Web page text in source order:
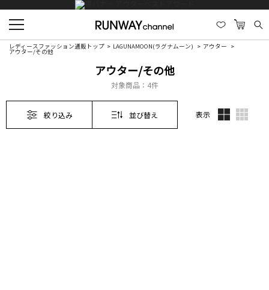
レディースファッション通販トップ LAGUNAMOON(ラグナムーン) アウター
アウター/その他
アウター/その他
対象商品： 4件
絞り込み 並び替え 表示